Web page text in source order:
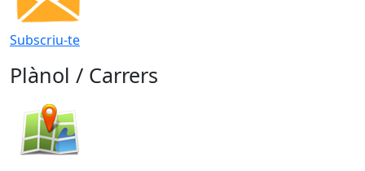
Subscriu-te
Plànol / Carrers